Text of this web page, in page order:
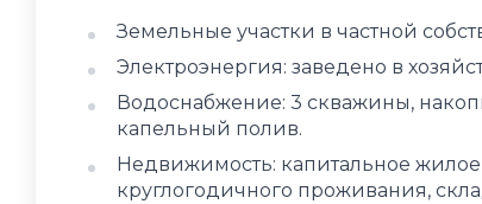
Земельные участки в частной
Электроэнергия: заведено в
Водоснабжение: 3 скважины,
капельный полив.
Недвижимость: капитальное
круглогодичного проживания,